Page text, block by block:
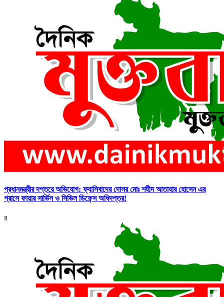
প্রধানমন্ত্রীর দপ্তরে অভিযোগ: ফ্যাসিবাদের দোসর মোঃ শহীদ আতাহার হোসেন এর
গ্রাসে ফায়ার সার্ভিস ও সিভিল ডিফেন্স অধিদপ্তর!
৪